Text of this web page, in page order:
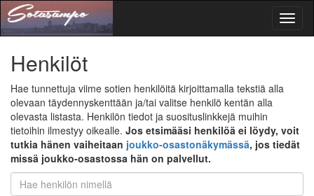
Henkilöt
Hae tunnettuja viime sotien henkilöitä kirjoittamalla tekstiä alla
olevaan täydennyskenttään ja/tai valitse henkilö kentän alla
olevasta listasta. Henkilön tiedot ja suosituslinkkejä muihin
tietoihin ilmestyy oikealle. Jos etsimääsi henkilöä ei löydy, voit
tutkia hänen vaiheitaan joukko-osastonäkymässä, jos tiedät
missä joukko-osastossa hän on palvellut.